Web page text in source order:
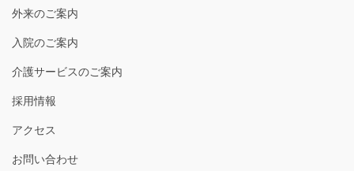
外来のご案内
入院のご案内
介護サービスのご案内
採用情報
アクセス
お問い合わせ